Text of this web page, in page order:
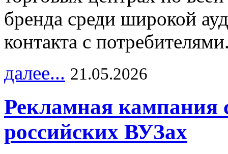
бренда среди широкой
контакта с
далее... 21.05.2026
Рекламная кампания
российских ВУЗах